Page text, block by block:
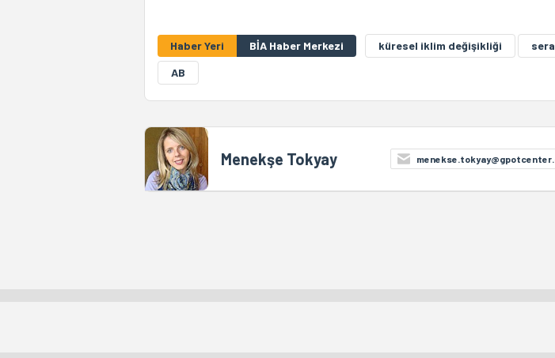
Haber Yeri BİA Haber Merkezi küresel iklim değişikliği
AB
Menekşe Tokyay